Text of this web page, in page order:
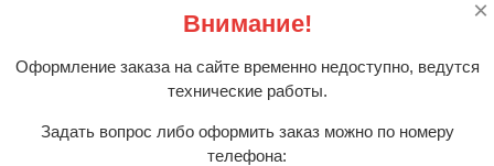
в 2011 году и известный широким ассортиментом
компании ООО "МТБ-групп".
рост 18
×
Внимание!
Оформление заказа на сайте временно недоступно, ведутся
технические работы.
Задать вопрос либо оформить заказ можно по номеру
телефона: